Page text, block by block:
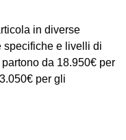
in diverse
specifiche e livelli di
da 18.950€ per
per gli